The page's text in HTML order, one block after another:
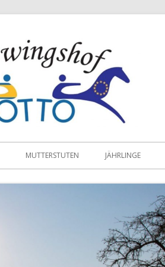
MUTTERSTUTEN JÄHRLINGE